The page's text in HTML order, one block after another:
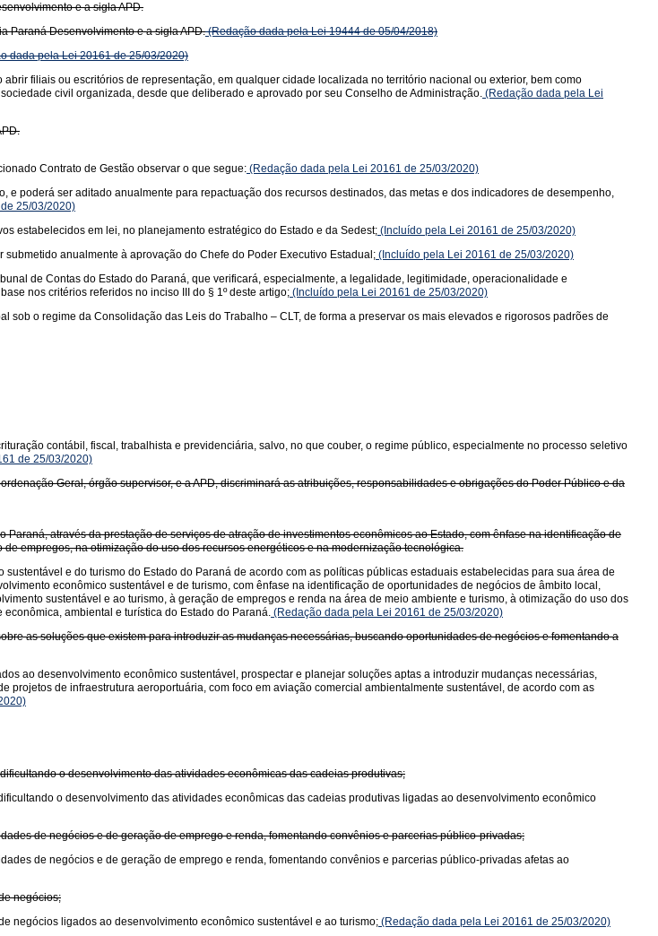
e a sigla APD.
Paraná Desenvolvimento e a sigla APD.(Redação dada pela Lei 19444 de 05/04/2018)
dada pela Lei 20161 de 25/03/2020)
filiais ou escritórios de representação, em qualquer cidade localizada no território nacional ou exterior, bem como
civil organizada, desde que deliberado e aprovado por seu Conselho de Administração. (Redação dada pela Lei
Contrato de Gestão observar o que segue: (Redação dada pela Lei 20161 de 25/03/2020)
poderá ser aditado anualmente para repactuação dos recursos destinados, das metas e dos indicadores de desempenho,
25/03/2020)
estabelecidos em lei, no planejamento estratégico do Estado e da Sedest; (Incluído pela Lei 20161 de 25/03/2020)
anualmente à aprovação do Chefe do Poder Executivo Estadual; (Incluído pela Lei 20161 de 25/03/2020)
de Contas do Estado do Paraná, que verificará, especialmente, a legalidade, legitimidade, operacionalidade e
nos critérios referidos no inciso III do § 1º deste artigo; (Incluído pela Lei 20161 de 25/03/2020)
o regime da Consolidação das Leis do Trabalho – CLT, de forma a preservar os mais elevados e rigorosos padrões de
contábil, fiscal, trabalhista e previdenciária, salvo, no que couber, o regime público, especialmente no processo seletivo
de 25/03/2020)
Geral, órgão supervisor, e a APD, discriminará as atribuições, responsabilidades e obrigações do Poder Público e da
através da prestação de serviços de atração de investimentos econômicos ao Estado, com ênfase na identificação de
empregos, na otimização do uso dos recursos energéticos e na modernização tecnológica.
e do turismo do Estado do Paraná de acordo com as políticas públicas estaduais estabelecidas para sua área de
econômico sustentável e de turismo, com ênfase na identificação de oportunidades de negócios de âmbito local,
sustentável e ao turismo, à geração de empregos e renda na área de meio ambiente e turismo, à otimização do uso dos
ambiental e turística do Estado do Paraná. (Redação dada pela Lei 20161 de 25/03/2020)
as soluções que existem para introduzir as mudanças necessárias, buscando oportunidades de negócios e fomentando a
ao desenvolvimento econômico sustentável, prospectar e planejar soluções aptas a introduzir mudanças necessárias,
de infraestrutura aeroportuária, com foco em aviação comercial ambientalmente sustentável, de acordo com as
o desenvolvimento das atividades econômicas das cadeias produtivas;
o desenvolvimento das atividades econômicas das cadeias produtivas ligadas ao desenvolvimento econômico
de negócios e de geração de emprego e renda, fomentando convênios e parcerias público-privadas;
de negócios e de geração de emprego e renda, fomentando convênios e parcerias público-privadas afetas ao
negócios;
negócios ligados ao desenvolvimento econômico sustentável e ao turismo; (Redação dada pela Lei 20161 de 25/03/2020)